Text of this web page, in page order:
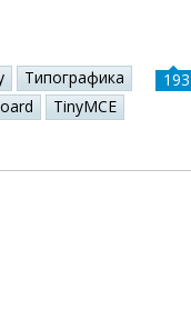
Типографика
TinyMCE